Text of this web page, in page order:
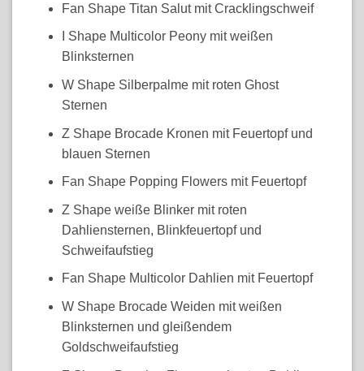
Fan Shape Titan Salut mit Cracklingschweif
I Shape Multicolor Peony mit weißen
Blinksternen
W Shape Silberpalme mit roten Ghost
Sternen
Z Shape Brocade Kronen mit Feuertopf und
blauen Sternen
Fan Shape Popping Flowers mit Feuertopf
Z Shape weiße Blinker mit roten
Dahliensternen, Blinkfeuertopf und
Schweifaufstieg
Fan Shape Multicolor Dahlien mit Feuertopf
W Shape Brocade Weiden mit weißen
Blinksternen und gleißendem
Goldschweifaufstieg